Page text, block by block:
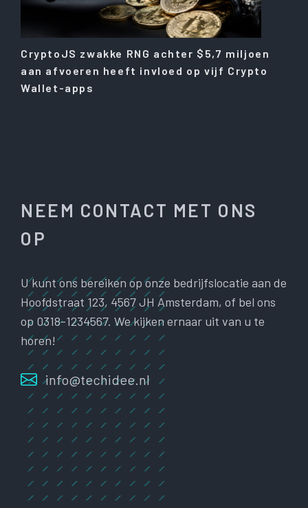
CryptoJS zwakke RNG achter $5,7 miljoen
aan afvoeren heeft invloed op vijf Crypto
Wallet-apps
NEEM CONTACT MET ONS
OP
U kunt ons bereiken op onze bedrijfslocatie aan de
Hoofdstraat 123, 4567 JH Amsterdam, of bel ons
op 0318-1234567. We kijken ernaar uit van u te
horen!
info@techidee.nl